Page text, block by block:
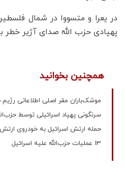
در یعرا و متسووا در شمال
پهپادی حزب الله صدای آژیر خطر
همچنین بخوانید
موشک‌باران مقر اصلی اطلاعاتی
سرنگونی پهپاد اسرائیلی توسط
حمله ارتش اسرائیل به خودروی ارتش لبنان/
13 عملیات حزب‌الله علیه اسرائیل